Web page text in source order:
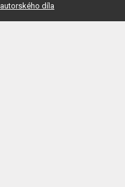
autorského díla